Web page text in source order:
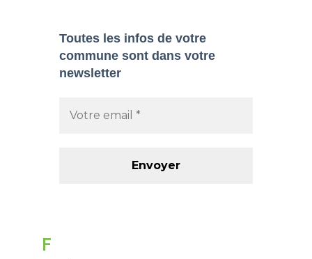
Toutes les infos de votre
commune sont dans votre
newsletter
F